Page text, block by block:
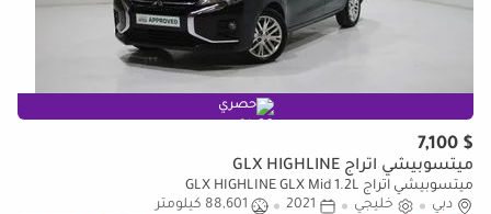
حصري
$ 7,100
ميتسوبيشي اتراج GLX HIGHLINE
ميتسوبيشي اتراج GLX HIGHLINE GLX Mid 1.2L
دبي
خليجي 2021
88,601 كيلومتر